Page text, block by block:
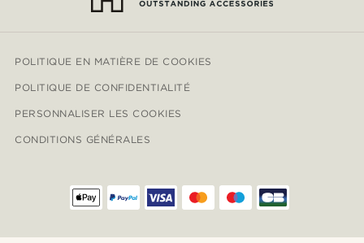
POLITIQUE EN MATIÈRE DE COOKIES
POLITIQUE DE CONFIDENTIALITÉ
PERSONNALISER LES COOKIES
CONDITIONS GÉNÉRALES